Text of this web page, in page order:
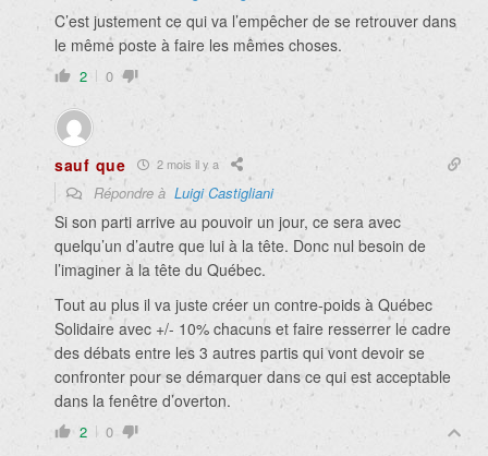
C’est justement ce qui va l’empêcher de se retrouver dans
le même poste à faire les mêmes choses.
2 0
sauf que 2 mois il y a
Répondre à Luigi Castigliani
Si son parti arrive au pouvoir un jour, ce sera avec
quelqu’un d’autre que lui à la tête. Donc nul besoin de
l’imaginer à la tête du Québec.
Tout au plus il va juste créer un contre-poids à Québec
Solidaire avec +/- 10% chacuns et faire resserrer le cadre
des débats entre les 3 autres partis qui vont devoir se
confronter pour se démarquer dans ce qui est acceptable
dans la fenêtre d’overton.
2 0